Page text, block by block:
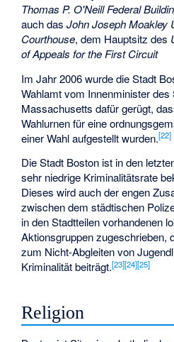
Thomas P. O'Neill Federal
auch dasJohn Joseph Moakley
Courthouse, dem Hauptsitz des
of Appeals for the First Circuit
Im Jahr 2006 wurde die Stadt
Wahlamt vom Innenminister des
Massachusetts dafür gerügt,
Wahlurnen für eine
einer Wahl aufgestellt wurden.[22]
Die Stadt Boston ist in den
sehr niedrige Kriminalitätsrate
Dieses wird auch der engen
zwischen dem städtischen
in den Stadtteilen vorhandenen
Aktionsgruppen zugeschrieben,
zum Nicht-Abgleiten von
Kriminalität beiträgt.[23][24][25]
Religion